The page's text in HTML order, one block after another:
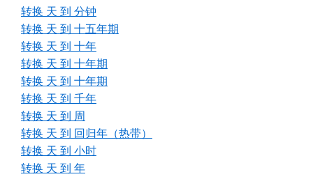
转换 天 到 分钟
转换 天 到 十五年期
转换 天 到 十年
转换 天 到 十年期
转换 天 到 十年期
转换 天 到 千年
转换 天 到 周
转换 天 到 回归年（热带）
转换 天 到 小时
转换 天 到 年